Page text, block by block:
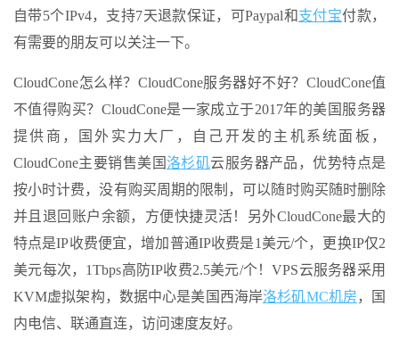
自带5个IPv4，支持7天退款保证，可Paypal和支付宝付款，
有需要的朋友可以关注一下。
CloudCone怎么样？CloudCone服务器好不好？CloudCone值
不值得购买？CloudCone是一家成立于2017年的美国服务器
提供商，国外实力大厂，自己开发的主机系统面板，
CloudCone主要销售美国洛杉矶云服务器产品，优势特点是
按小时计费，没有购买周期的限制，可以随时购买随时删除
并且退回账户余额，方便快捷灵活！另外CloudCone最大的
特点是IP收费便宜，增加普通IP收费是1美元/个，更换IP仅2
美元每次，1Tbps高防IP收费2.5美元/个！VPS云服务器采用
KVM虚拟架构，数据中心是美国西海岸洛杉矶MC机房，国
内电信、联通直连，访问速度友好。